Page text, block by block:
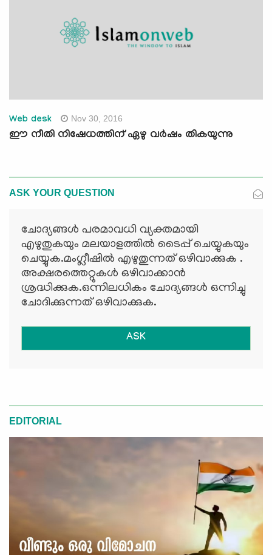
Web desk Nov 30, 2016
ഈ നീതി നിഷേധത്തിന് ഏഴു വര്‍ഷം തികയുന്നു
ASK YOUR QUESTION
ചോദ്യങ്ങള്‍ പരമാവധി വ്യക്തമായി
എഴുതുകയും മലയാളത്തില്‍ ടൈപ്പ് ചെയ്യുകയും
ചെയ്യുക.മംഗ്ലീഷില്‍ എഴുതുന്നത് ഒഴിവാക്കുക .
അക്ഷരത്തെറ്റുകള്‍ ഒഴിവാക്കാന്‍
ശ്രദ്ധിക്കുക.ഒന്നിലധികം ചോദ്യങ്ങള്‍ ഒന്നിച്ചു
ചോദിക്കുന്നത് ഒഴിവാക്കുക.
ASK
EDITORIAL